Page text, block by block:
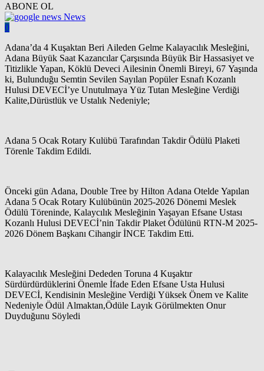
ABONE OL
News
0
Adana’da 4 Kuşaktan Beri Aileden Gelme Kalayacılık Mesleğini,
Adana Büyük Saat Kazancılar Çarşısında Büyük Bir Hassasiyet ve
Titizlikle Yapan, Köklü Deveci Ailesinin Önemli Bireyi, 67 Yaşında
ki, Bulunduğu Semtin Sevilen Sayılan Popüler Esnafı Kozanlı
Hulusi DEVECİ’ye Unutulmaya Yüz Tutan Mesleğine Verdiği
Kalite,Dürüstlük ve Ustalık Nedeniyle;
Adana 5 Ocak Rotary Kulübü Tarafından Takdir Ödülü Plaketi
Törenle Takdim Edildi.
Önceki gün Adana, Double Tree by Hilton Adana Otelde Yapılan
Adana 5 Ocak Rotary Kulübünün 2025-2026 Dönemi Meslek
Ödülü Töreninde, Kalaycılık Mesleğinin Yaşayan Efsane Ustası
Kozanlı Hulusi DEVECİ’nin Takdir Plaket Ödülünü RTN-M 2025-
2026 Dönem Başkanı Cihangir İNCE Takdim Etti.
Kalayacılık Mesleğini Dededen Toruna 4 Kuşaktır
Sürdürdürdüklerini Önemle İfade Eden Efsane Usta Hulusi
DEVECİ, Kendisinin Mesleğine Verdiği Yüksek Önem ve Kalite
Nedeniyle Ödül Almaktan,Ödüle Layık Görülmekten Onur
Duyduğunu Söyledi